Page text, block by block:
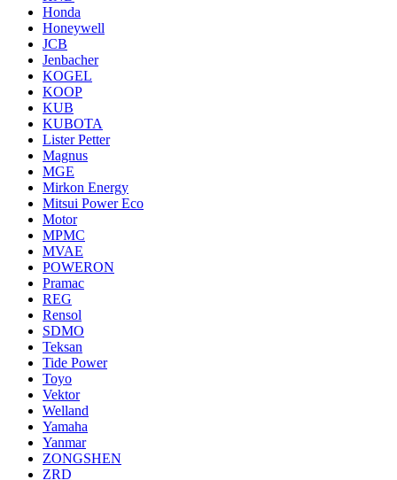
Honda
Honeywell
JCB
Jenbacher
KOGEL
KOOP
KUB
KUBOTA
Lister Petter
Magnus
MGE
Mirkon Energy
Mitsui Power Eco
Motor
MPMC
MVAE
POWERON
Pramac
REG
Rensol
SDMO
Teksan
Tide Power
Toyo
Vektor
Welland
Yamaha
Yanmar
ZONGSHEN
ZRD